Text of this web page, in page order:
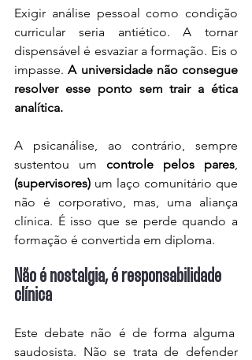
Exigir análise pessoal como condição
curricular seria antiético. A tornar
dispensável é esvaziar a formação. Eis o
impasse. A universidade não consegue
resolver esse ponto sem trair a ética
analítica.
A psicanálise, ao contrário, sempre
sustentou um controle pelos pares
(supervisores) um laço comunitário que
não é corporativo, mas, uma aliança
clínica. É isso que se perde quando a
formação é convertida em diploma.
Não é nostalgia, é responsabilidade
clínica
Este debate não é de forma alguma
saudosista. Não se trata de defender